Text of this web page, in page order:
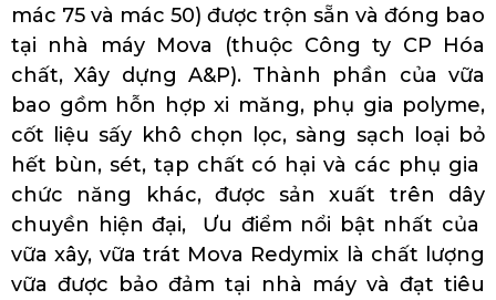
mác 75 và mác 50) được trộn sẵn và đóng bao
tại nhà máy Mova (thuộc Công ty CP Hóa
chất, Xây dựng A&P). Thành phần của vữa
bao gồm hỗn hợp xi măng, phụ gia polyme,
cốt liệu sấy khô chọn lọc, sàng sạch loại bỏ
hết bùn, sét, tạp chất có hại và các phụ gia
chức năng khác, được sản xuất trên dây
chuyền hiện đại, Ưu điểm nổi bật nhất của
vữa xây, vữa trát Mova Redymix là chất lượng
vữa được bảo đảm tại nhà máy và đạt tiêu